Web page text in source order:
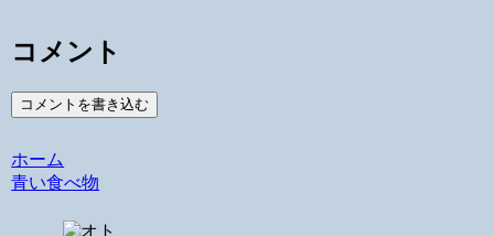
コメント
コメントを書き込む
ホーム
青い食べ物